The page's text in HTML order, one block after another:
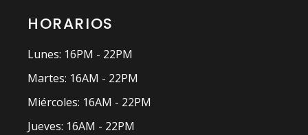
HORARIOS
Lunes: 16PM - 22PM
Martes: 16AM - 22PM
Miércoles: 16AM - 22PM
Jueves: 16AM - 22PM